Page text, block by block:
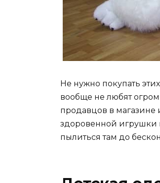
Не нужно покупать
вообще не любят
продавцов в магазине
здоровенной игрушки
пылиться там до